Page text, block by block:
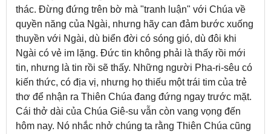
thác. Đừng đứng trên bờ mà "tranh luận" với Chúa về
quyền năng của Ngài, nhưng hãy can đảm bước xuống
thuyền với Ngài, dù biển đời có sóng gió, dù đôi khi
Ngài có vẻ im lặng. Đức tin không phải là thấy rồi mới
tin, nhưng là tin rồi sẽ thấy. Những người Pha-ri-sêu có
kiến thức, có địa vị, nhưng họ thiếu một trái tim của trẻ
thơ để nhận ra Thiên Chúa đang đứng ngay trước mặt.
Cái thở dài của Chúa Giê-su vẫn còn vang vọng đến
hôm nay. Nó nhắc nhở chúng ta rằng Thiên Chúa cũng